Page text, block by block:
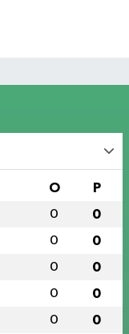
O P
0 0
0 0
0 0
0 0
0 0